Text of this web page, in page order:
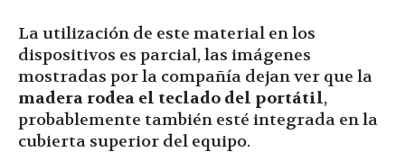
La utilización de este material en los
dispositivos es parcial, las imágenes
mostradas por la compañía dejan ver que la
madera rodea el teclado del portátil,
probablemente también esté integrada en la
cubierta superior del equipo.